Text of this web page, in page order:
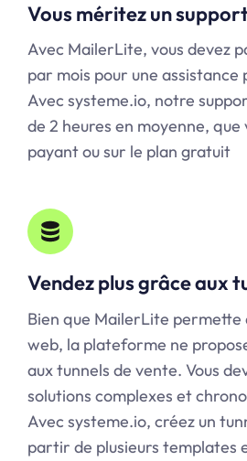
Vous méritez un
Avec MailerLite, vous devez
par mois pour une
Avec systeme.io, notre
de 2 heures en moyenne, que
payant ou sur le plan gratuit
Vendez plus grâce aux
Bien que MailerLite permette
web, la plateforme ne
aux tunnels de vente. Vous
solutions complexes et
Avec systeme.io, créez un
partir de plusieurs templates